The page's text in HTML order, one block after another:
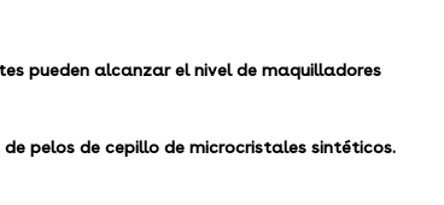
pueden alcanzar el nivel de maquilladores
pelos de cepillo de microcristales sintéticos.